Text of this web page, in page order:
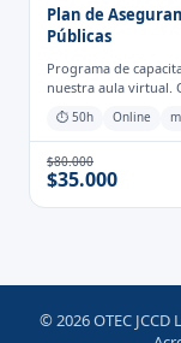
Plan de
Públicas
Programa de
nuestra aula virtual.
cuando finalizas las
formativo.
⏱ 50h Online
$80.000
$35.000
© 2026 OTEC JCCD